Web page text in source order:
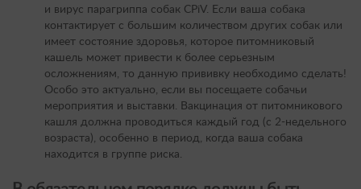
и вирус парагриппа собак CPiV. Если ваша собака
контактирует с большим количеством других собак или
имеет состояние здоровья, которое питомниковый
кашель может привести к более серьезным
осложнениям, то данную прививку необходимо сделать!
Особо это актуально, если вы посещаете собачьи
мероприятия и выставки. Вакцинация от питомникового
кашля должна проводиться каждый год (с 2-недельного
возраста), особенно в период, когда ваша собака
находится в группе риска.